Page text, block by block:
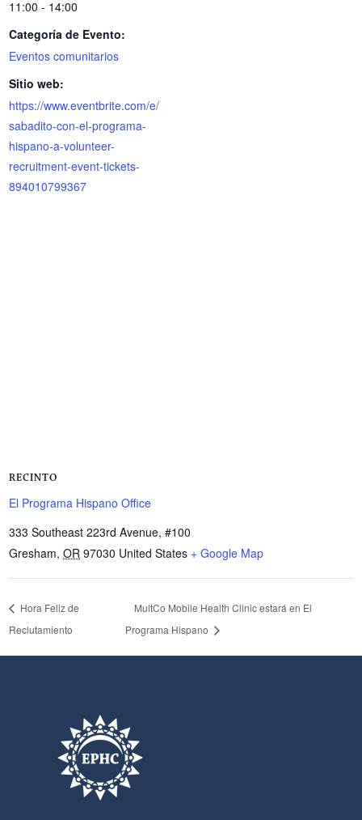
11:00 - 14:00
Categoría de Evento:
Eventos comunitarios
Sitio web:
https://www.eventbrite.com/e/
sabadito-con-el-programa-
hispano-a-volunteer-
recruitment-event-tickets-
894010799367
RECINTO
El Programa Hispano Office
333 Southeast 223rd Avenue, #100
Gresham, OR 97030 United States + Google Map
Hora Feliz de
Reclutamiento
MultCo Mobile Health Clinic estará en El
Programa Hispano